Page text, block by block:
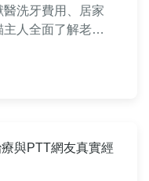
洗牙費用、居家
人全面了解老貓